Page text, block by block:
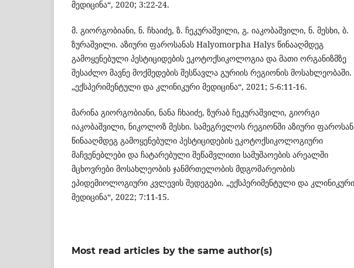
მედიცინა“, 2020; 3:22-24.
მ. გიორგობიანი, ნ. ჩხაიძე, ზ. ჩეკურაშვილი, გ. იაკობაშვილი, ნ. მესხი, ბ.
ზურაშვილი. აზიური ფაროსანას Halyomorpha Halys წინააღმდეგ
გამოყენებული პესტიციდების ეკოტოქსიკოლოგია და მათი ორგანიზმზე
შესაძლო მავნე მოქმედების შესწავლა გურიის რეგიონის მოსახლეობაში.
„ექსპერიმენტული და კლინიკური მედიცინა“, 2021; 5-6:11-16.
მარინა გიორგობიანი, ნანა ჩხაიძე, ზურაბ ჩეკურაშვილი, გიორგი
იაკობაშვილი, ნიკოლოზ მესხი. სამეგრელოს რეგიონში აზიური
წინააღმდეგ გამოყენებული პესტიციდების ეკოტოქსიკოლოგიური
მაჩვენებლები და ჩატარებული შეწამვლითი სამუშაოების არეალში
მცხოვრები მოსახლეობის ჯანმრთელობის მდგომარეობის
ეპიდემიოლოგიური კვლევის შედეგები. „ექსპერიმენტული და კლინიკური
მედიცინა“, 2022; 7:11-15.
Most read articles by the same author(s)